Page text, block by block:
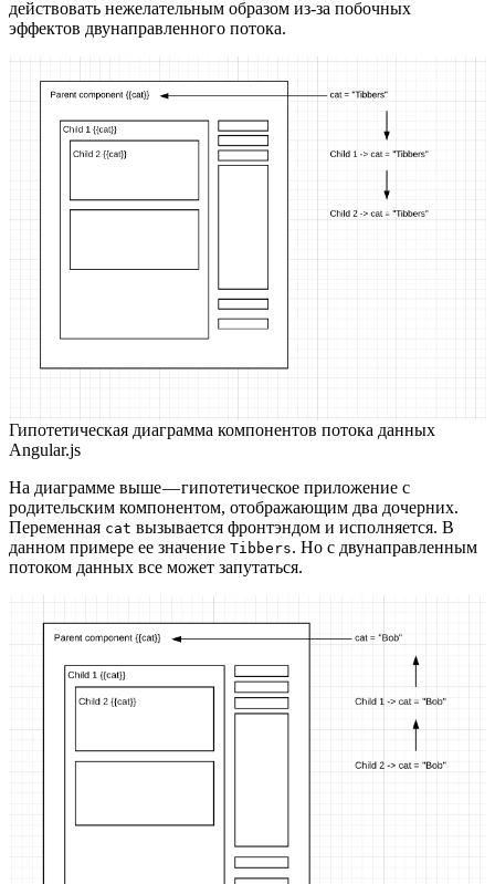
действовать нежелательным образом из-за побочных
эффектов двунаправленного потока.
Гипотетическая диаграмма компонентов потока данных
Angular.js
На диаграмме выше — гипотетическое приложение с
родительским компонентом, отображающим два дочерних.
Переменная cat вызывается фронтэндом и исполняется. В
данном примере ее значение Tibbers. Но с двунаправленным
потоком данных все может запутаться.